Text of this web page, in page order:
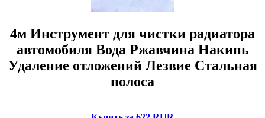
4м Инструмент для чистки радиатора
автомобиля Вода Ржавчина Накипь
Удаление отложений Лезвие Стальная
полоса